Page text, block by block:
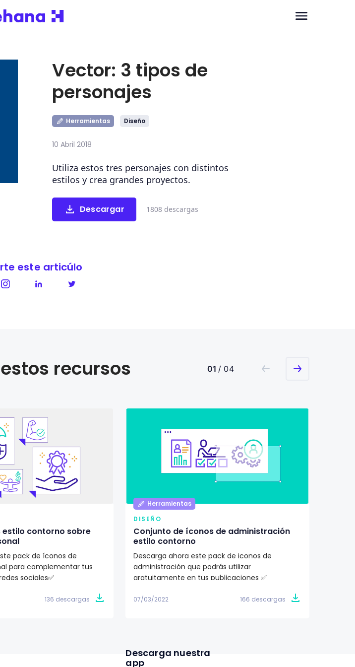
Vector: 3 tipos de
personajes
Herramientas Diseño
10 Abril 2018
Utiliza estos tres personajes con distintos
estilos y crea grandes proyectos.
Descargar 1808 descargas
este articúlo
recursos 01 / 04
estilo contorno sobre
pack de íconos de
para complementar tus
sociales✅
136 descargas
Herramientas
DISEÑO
Conjunto de íconos de administración
estilo contorno
Descarga ahora este pack de iconos de
administración que podrás utilizar
gratuitamente en tus publicaciones ✅
07/03/2022 166 descargas
Descarga nuestra
app